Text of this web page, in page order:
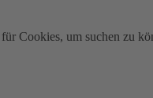
Cookies, um suchen zu